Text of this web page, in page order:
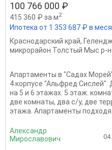
100 766 000 ₽
415 360 ₽ за м2
Ипотека от 1 353 687 ₽ в
Краснодарский край,
микрорайон Толстый Мыс р-н
Апартаменты в "Садах
4 корпусе "Альфред
на 5 и 6 этажах. 5 этаж:
две комнаты, два с/у, две
этажа. Апартаменты
Александр
Мирославович